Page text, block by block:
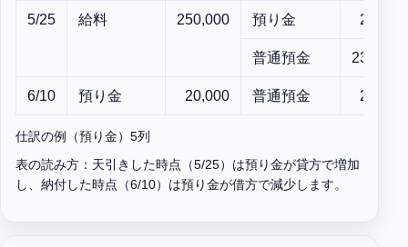
仕訳の例（預り金）5列
5/25 給料 250,000 預り金 20,000
普通預金 230,000
6/10 預り金 20,000 普通預金 20,000
表の読み方：天引きした時点（5/25）は預り金が貸方で増加
し、納付した時点（6/10）は預り金が借方で減少します。